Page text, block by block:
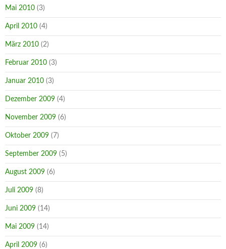
Mai 2010 (3)
April 2010 (4)
März 2010 (2)
Februar 2010 (3)
Januar 2010 (3)
Dezember 2009 (4)
November 2009 (6)
Oktober 2009 (7)
September 2009 (5)
August 2009 (6)
Juli 2009 (8)
Juni 2009 (14)
Mai 2009 (14)
April 2009 (6)